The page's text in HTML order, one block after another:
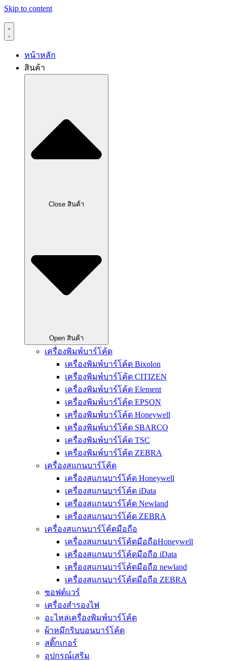
Skip to content
หน้าหลัก
สินค้า
Close สินค้า
Open สินค้า
เครื่องพิมพ์บาร์โค้ด
เครื่องพิมพ์บาร์โค้ด Bixolon
เครื่องพิมพ์บาร์โค้ด CITIZEN
เครื่องพิมพ์บาร์โค้ด Element
เครื่องพิมพ์บาร์โค้ด EPSON
เครื่องพิมพ์บาร์โค้ด Honeywell
เครื่องพิมพ์บาร์โค้ด SBARCO
เครื่องพิมพ์บาร์โค้ด TSC
เครื่องพิมพ์บาร์โค้ด ZEBRA
เครื่องสแกนบาร์โค้ด
เครื่องสแกนบาร์โค้ด Honeywell
เครื่องสแกนบาร์โค้ด iData
เครื่องสแกนบาร์โค้ด Newland
เครื่องสแกนบาร์โค้ด ZEBRA
เครื่องสแกนบาร์โค้ดมือถือ
เครื่องสแกนบาร์โค้ดมือถือHoneywell
เครื่องสแกนบาร์โค้ดมือถือ iData
เครื่องสแกนบาร์โค้ดมือถือ newland
เครื่องสแกนบาร์โค้ดมือถือ ZEBRA
ซอฟต์แวร์
เครื่องสำรองไฟ
อะไหล่เครื่องพิมพ์บาร์โค้ด
ผ้าหมึกริบบอนบาร์โค้ด
สติ๊กเกอร์
อุปกรณ์เสริม